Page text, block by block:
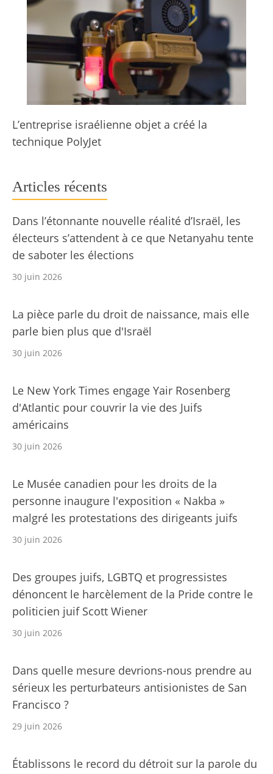
L’entreprise israélienne objet a créé la
technique PolyJet
Articles récents
Dans l’étonnante nouvelle réalité d’Israël, les
électeurs s’attendent à ce que Netanyahu tente
de saboter les élections
30 juin 2026
La pièce parle du droit de naissance, mais elle
parle bien plus que d'Israël
30 juin 2026
Le New York Times engage Yair Rosenberg
d'Atlantic pour couvrir la vie des Juifs
américains
30 juin 2026
Le Musée canadien pour les droits de la
personne inaugure l'exposition « Nakba »
malgré les protestations des dirigeants juifs
30 juin 2026
Des groupes juifs, LGBTQ et progressistes
dénoncent le harcèlement de la Pride contre le
politicien juif Scott Wiener
30 juin 2026
Dans quelle mesure devrions-nous prendre au
sérieux les perturbateurs antisionistes de San
Francisco ?
29 juin 2026
Établissons le record du détroit sur la parole du